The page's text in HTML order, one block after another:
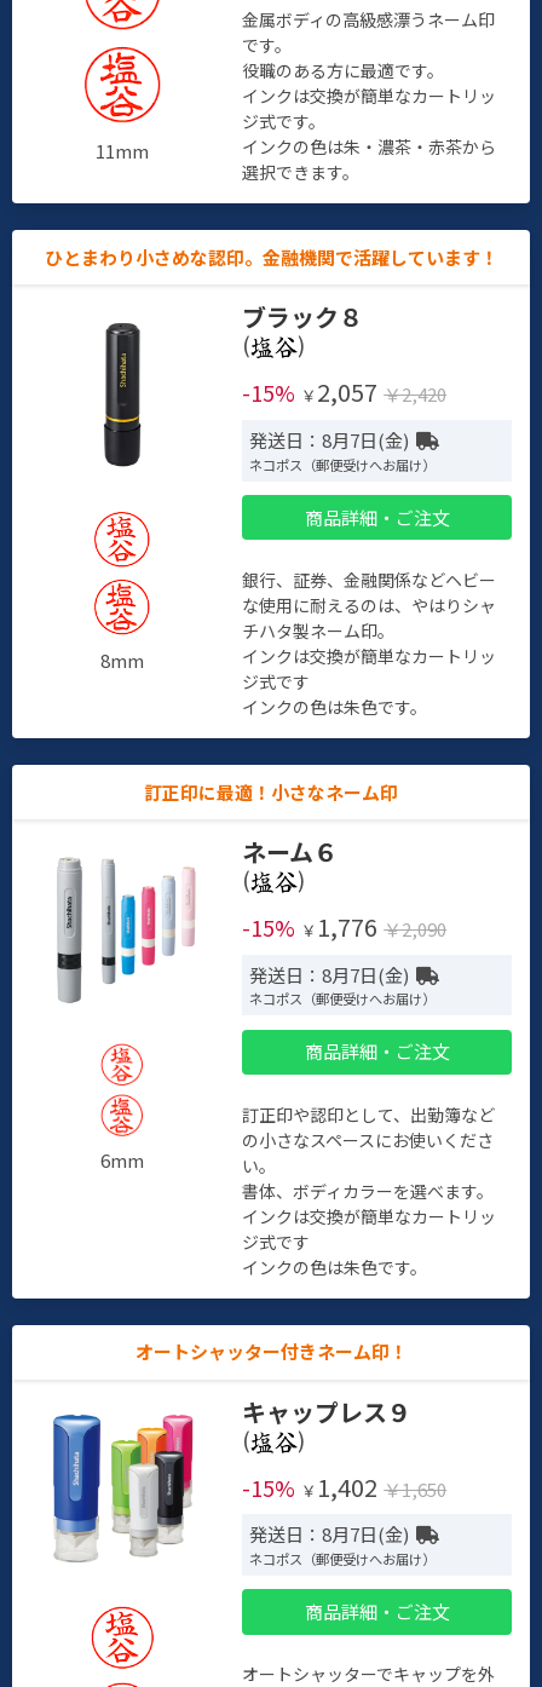
11mm
金属ボディの高級感漂うネーム印
です。
役職のある方に最適です。
インクは交換が簡単なカートリッ
ジ式です。
インクの色は朱・濃茶・赤茶から
選択できます。
ひとまわり小さめな認印。金融機関で活躍しています！
8mm
ブラック８
(
)
-15% ￥ 2,057 ￥2,420
発送日：8月7日(金)
ネコポス（郵便受けへお届け）
商品詳細・ご注文
銀行、証券、金融関係などヘビー
な使用に耐えるのは、やはりシャ
チハタ製ネーム印。
インクは交換が簡単なカートリッ
ジ式です
インクの色は朱色です。
訂正印に最適！小さなネーム印
6mm
ネーム６
(
)
-15% ￥ 1,776 ￥2,090
発送日：8月7日(金)
ネコポス（郵便受けへお届け）
商品詳細・ご注文
訂正印や認印として、出勤簿など
の小さなスペースにお使いくださ
い。
書体、ボディカラーを選べます。
インクは交換が簡単なカートリッ
ジ式です
インクの色は朱色です。
オートシャッター付きネーム印！
キャップレス９
(
)
-15% ￥ 1,402 ￥1,650
発送日：8月7日(金)
ネコポス（郵便受けへお届け）
商品詳細・ご注文
オートシャッターでキャップを外